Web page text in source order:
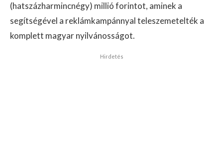
(hatszázharmincnégy) millió forintot, aminek a
segítségével a reklámkampánnyal teleszemetelték a
komplett magyar nyilvánosságot.
Hirdetés